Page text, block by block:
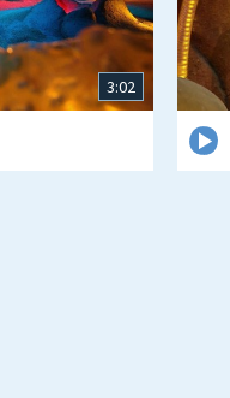
3:02